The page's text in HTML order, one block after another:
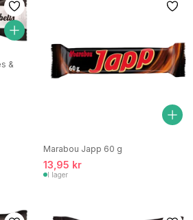
&
Marabou Japp 60 g
13,95 kr
I lager